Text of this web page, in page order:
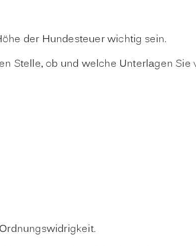
der Hundesteuer wichtig sein.
Stelle, ob und welche Unterlagen Sie